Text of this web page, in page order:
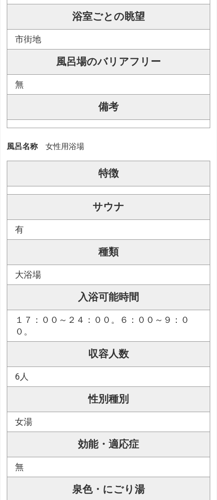
浴室ごとの眺望
市街地
風呂場のバリアフリー
無
備考
風呂名称 女性用浴場
特徴
サウナ
有
種類
大浴場
入浴可能時間
１７：００～２４：００。６：００～９：０
０。
収容人数
6人
性別種別
女湯
効能・適応症
無
泉色・にごり湯